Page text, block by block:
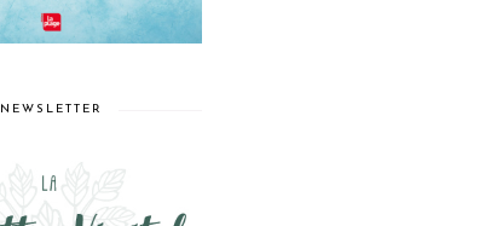
NEWSLETTER